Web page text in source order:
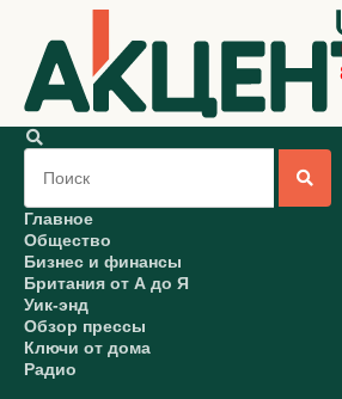
Главное
Общество
Бизнес и финансы
Британия от А до Я
Уик-энд
Обзор прессы
Ключи от дома
Радио